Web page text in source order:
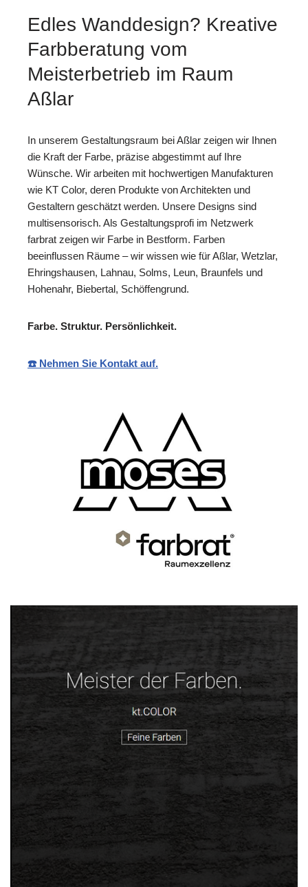
Edles Wanddesign? Kreative
Farbberatung vom
Meisterbetrieb im Raum
Aßlar
In unserem Gestaltungsraum bei Aßlar zeigen wir Ihnen
die Kraft der Farbe, präzise abgestimmt auf Ihre
Wünsche. Wir arbeiten mit hochwertigen Manufakturen
wie KT Color, deren Produkte von Architekten und
Gestaltern geschätzt werden. Unsere Designs sind
multisensorisch. Als Gestaltungsprofi im Netzwerk
farbrat zeigen wir Farbe in Bestform. Farben
beeinflussen Räume – wir wissen wie für Aßlar, Wetzlar,
Ehringshausen, Lahnau, Solms, Leun, Braunfels und
Hohenahr, Biebertal, Schöffengrund.
Farbe. Struktur. Persönlichkeit.
☎️ Nehmen Sie Kontakt auf.